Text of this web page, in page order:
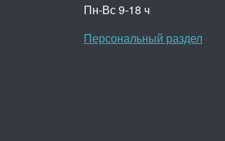
Пн-Вс 9-18 ч
Персональный раздел